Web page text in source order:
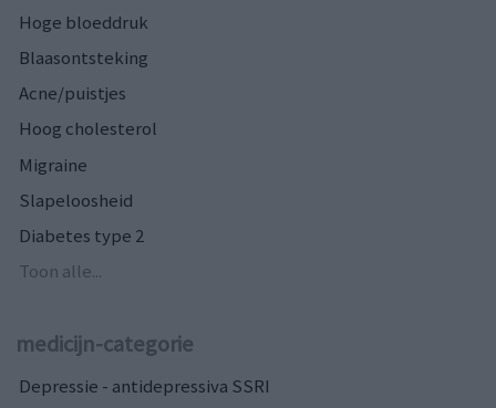
Hoge bloeddruk
Blaasontsteking
Acne/puistjes
Hoog cholesterol
Migraine
Slapeloosheid
Diabetes type 2
Toon alle...
medicijn-categorie
Depressie - antidepressiva SSRI